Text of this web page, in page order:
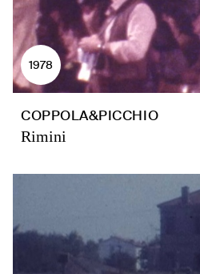
1978
COPPOLA&PICCHIO
Rimini